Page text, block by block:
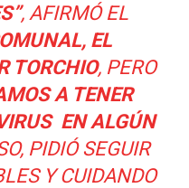
, AFIRMÓ EL
EL
TORCHIO, PERO
A TENER
EN ALGÚN
PIDIÓ SEGUIR
Y CUIDANDO